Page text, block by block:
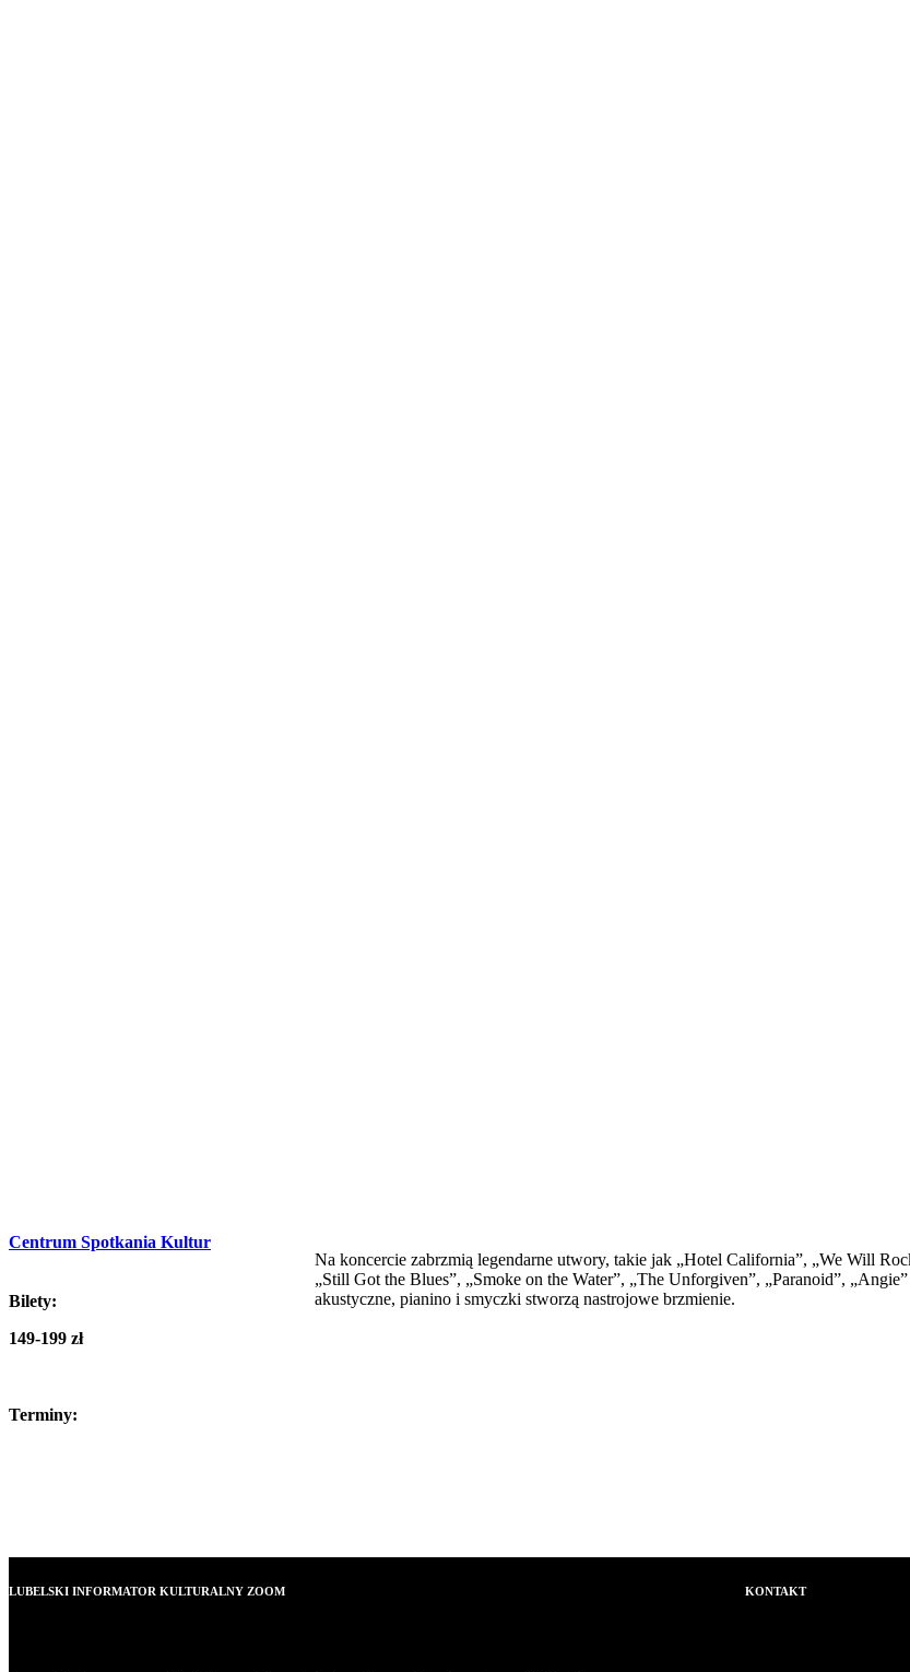
Centrum Spotkania Kultur
Bilety:
149-199 zł
Terminy:
Na koncercie zabrzmią legendarne utwory, takie jak „Hotel California”, „We Will
„Still Got the Blues”, „Smoke on the Water”, „The Unforgiven”, „Paranoid”,
akustyczne, pianino i smyczki stworzą nastrojowe brzmienie.
LUBELSKI INFORMATOR KULTURALNY ZOOM KONTAKT